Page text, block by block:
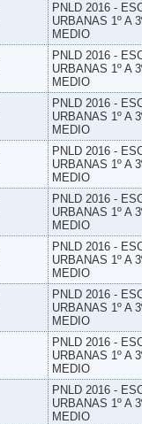
PNLD 2016 -
URBANAS 1º A
MEDIO
PNLD 2016 -
URBANAS 1º A
MEDIO
PNLD 2016 -
URBANAS 1º A
MEDIO
PNLD 2016 -
URBANAS 1º A
MEDIO
PNLD 2016 -
URBANAS 1º A
MEDIO
PNLD 2016 -
URBANAS 1º A
MEDIO
PNLD 2016 -
URBANAS 1º A
MEDIO
PNLD 2016 -
URBANAS 1º A
MEDIO
PNLD 2016 -
URBANAS 1º A
MEDIO